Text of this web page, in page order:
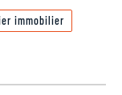
immobilier